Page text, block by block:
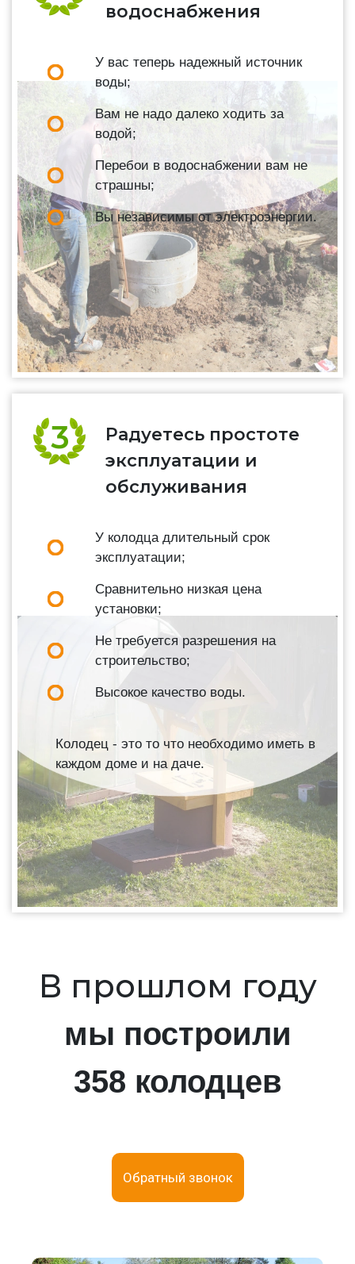
водоснабжения
У вас теперь надежный источник
воды;
Вам не надо далеко ходить за
водой;
Перебои в водоснабжении вам не
страшны;
Вы независимы от электроэнергии.
Радуетесь простоте
эксплуатации и
обслуживания
У колодца длительный срок
эксплуатации;
Сравнительно низкая цена
установки;
Не требуется разрешения на
строительство;
Высокое качество воды.
Колодец - это то что необходимо иметь в
каждом доме и на даче.
В прошлом году
мы построили
358 колодцев
Обратный звонок